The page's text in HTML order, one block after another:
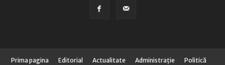
Prima pagina Editorial Actualitate Administraţie
Politică